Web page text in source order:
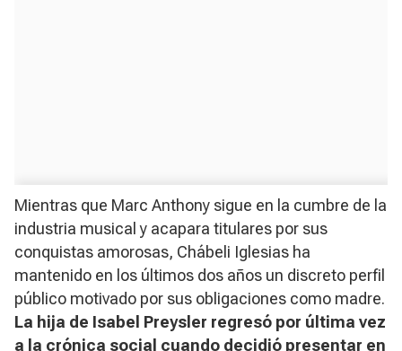
Mientras que Marc Anthony sigue en la cumbre de la
industria musical y acapara titulares por sus
conquistas amorosas, Chábeli Iglesias ha
mantenido en los últimos dos años un discreto perfil
público motivado por sus obligaciones como madre.
La hija de Isabel Preysler regresó por última vez
a la crónica social cuando decidió presentar en